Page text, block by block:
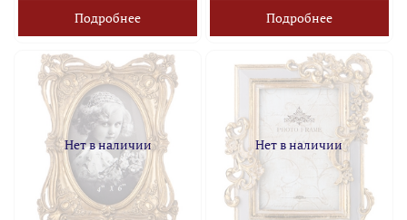
Подробнее Подробнее
Нет в наличии Нет в наличии